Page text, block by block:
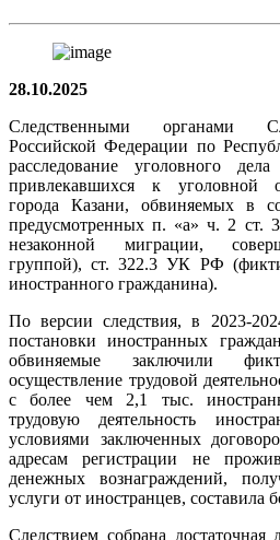
28.10.2025
Следственными органами
Российской Федерации по
расследование уголовного
привлекавшихся к уголовной
города Казани, обвиняемых в
предусмотренных п. «а» ч. 2 ст.
незаконной миграции,
группой), ст. 322.3 УК РФ
иностранного гражданина).
По версии следствия, в 2023-
постановки иностранных
обвиняемые заключили
осуществление трудовой
с более чем 2,1 тыс.
трудовую деятельность
условиями заключенных
адресам регистрации не
денежных вознаграждений,
услуги от иностранцев, составила
Следствием собрана достаточная